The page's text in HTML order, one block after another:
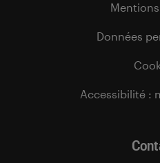
Données
Accessibilité :